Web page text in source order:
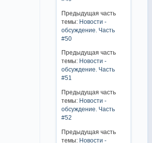
Предыдущая часть
темы: Новости -
обсуждение. Часть
#50
Предыдущая часть
темы: Новости -
обсуждение. Часть
#51
Предыдущая часть
темы: Новости -
обсуждение. Часть
#52
Предыдущая часть
темы: Новости -